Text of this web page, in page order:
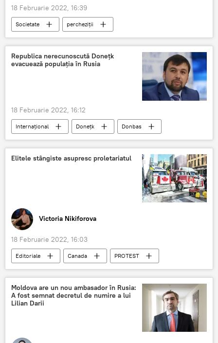
18 Februarie 2022, 16:39
Societate
percheziții
imigrație ilegală
reținere
Republica nerecunoscută Donețk
evacuează populația în Rusia
18 Februarie 2022, 16:12
Internațional Donețk
Donbas
Kiev
acțiuni militare
evacuare
populație
Elitele stângiste asupresc proletariatul
Victoria Nikiforova
18 Februarie 2022, 16:03
Editoriale Canada
PROTEST
șoferi
tir Convoiul Libertății
Moldova are un nou ambasador în Rusia:
A fost semnat decretul de numire a lui
Lilian Darii